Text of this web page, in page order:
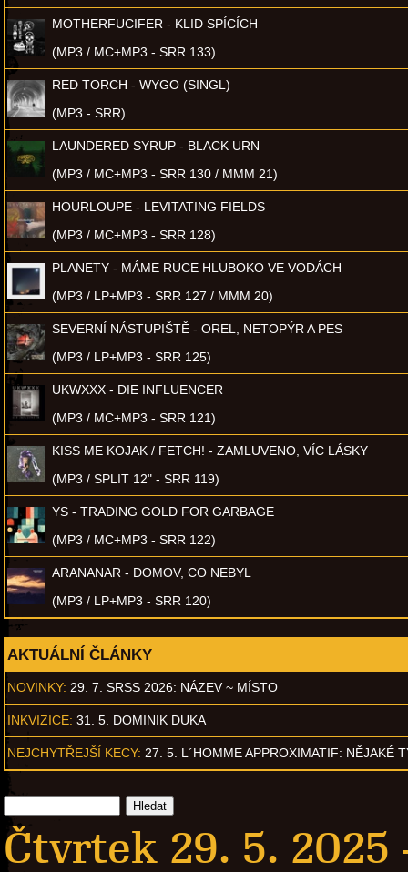
MOTHERFUCIFER - KLID SPÍCÍCH
(MP3 / MC+MP3 - SRR 133)
RED TORCH - WYGO (SINGL)
(MP3 - SRR)
LAUNDERED SYRUP - BLACK URN
(MP3 / MC+MP3 - SRR 130 / MMM 21)
HOURLOUPE - LEVITATING FIELDS
(MP3 / MC+MP3 - SRR 128)
PLANETY - MÁME RUCE HLUBOKO VE VODÁCH
(MP3 / LP+MP3 - SRR 127 / MMM 20)
SEVERNÍ NÁSTUPIŠTĚ - OREL, NETOPÝR A PES
(MP3 / LP+MP3 - SRR 125)
UKWXXX - DIE INFLUENCER
(MP3 / MC+MP3 - SRR 121)
KISS ME KOJAK / FETCH! - ZAMLUVENO, VÍC LÁSKY
(MP3 / SPLIT 12" - SRR 119)
YS - TRADING GOLD FOR GARBAGE
(MP3 / MC+MP3 - SRR 122)
ARANANAR - DOMOV, CO NEBYL
(MP3 / LP+MP3 - SRR 120)
AKTUÁLNÍ ČLÁNKY
NOVINKY: 29. 7. SRSS 2026: NÁZEV ~ MÍSTO
INKVIZICE: 31. 5. DOMINIK DUKA
NEJCHYTŘEJŠÍ KECY: 27. 5. L´HOMME APPROXIMATIF: NĚJAKÉ
Čtvrtek 29. 5.